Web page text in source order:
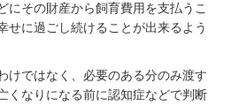
にその財産から飼育費用を支払うこ
せに過ごし続けることが出来るよう
けではなく、必要のある分のみ渡す
くなりになる前に認知症などで判断